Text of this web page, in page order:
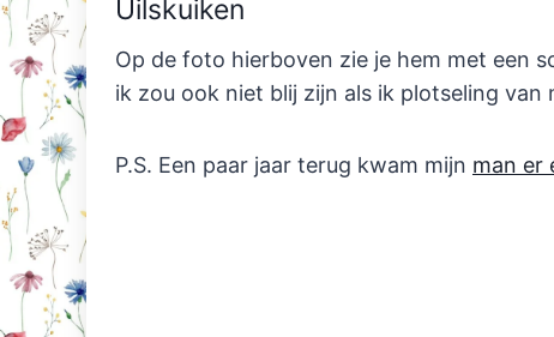
Uilskuiken
Op de foto hierboven zie je hem met een
ik zou ook niet blij zijn als ik plotseling van
P.S. Een paar jaar terug kwam mijn man er